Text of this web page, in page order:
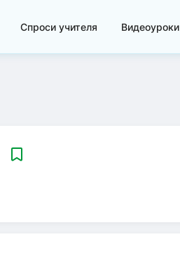
Спроси учителя Видеоуроки